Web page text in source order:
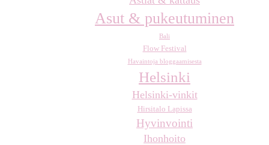
Asut & pukeutuminen
Bali
Flow Festival
Havaintoja bloggaamisesta
Helsinki
Helsinki-vinkit
Hirsitalo Lapissa
Hyvinvointi
Ihonhoito